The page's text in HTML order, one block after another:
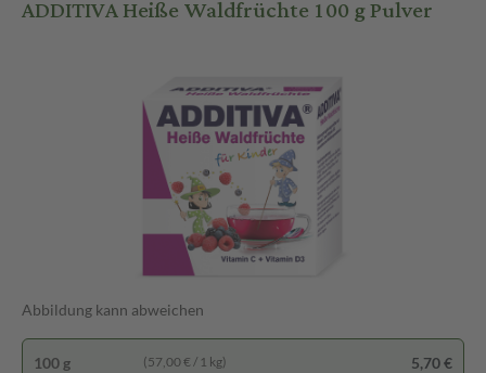
ADDITIVA Heiße Waldfrüchte 100 g Pulver
Abbildung kann abweichen
100 g (57,00 € / 1 kg) 5,70 €